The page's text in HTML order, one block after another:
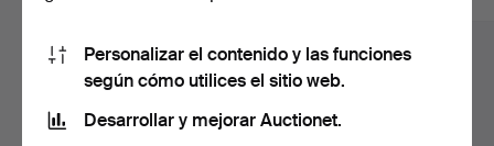
Personalizar el contenido y las funciones
según cómo utilices el sitio web.
Desarrollar y mejorar Auctionet.